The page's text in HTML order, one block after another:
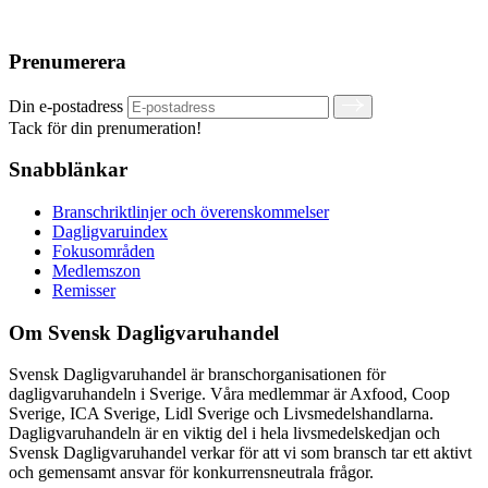
Prenumerera
Din e-postadress
Tack för din prenumeration!
Snabblänkar
Branschriktlinjer och överenskommelser
Dagligvaruindex
Fokusområden
Medlemszon
Remisser
Om Svensk Dagligvaruhandel
Svensk Dagligvaruhandel är branschorganisationen för
dagligvaruhandeln i Sverige. Våra medlemmar är Axfood, Coop
Sverige, ICA Sverige, Lidl Sverige och Livsmedelshandlarna.
Dagligvaruhandeln är en viktig del i hela livsmedelskedjan och
Svensk Dagligvaruhandel verkar för att vi som bransch tar ett aktivt
och gemensamt ansvar för konkurrensneutrala frågor.